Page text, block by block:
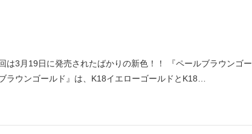
は3月19日に発売されたばかりの新色！！ 『ペールブラウンゴー
ラウンゴールド』は、K18イエローゴールドとK18…